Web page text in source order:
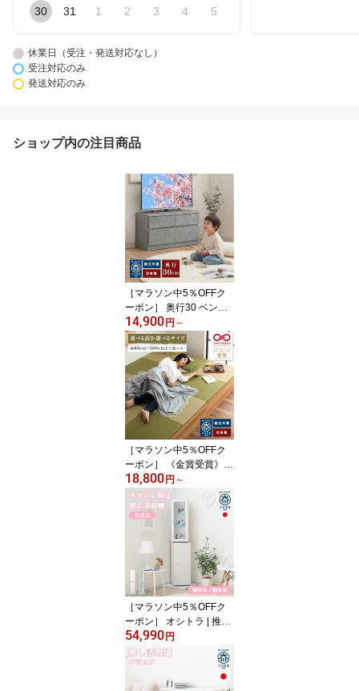
30 31 1 2 3 4 5
休業日（受注・発送対応なし）
受注対応のみ
発送対応のみ
ショップ内の注目商品
［マラソン中5％OFFク
ーポン］ 奥行30 ベンチ
収納 木製 2段 | 幅45 60 7
5cm ベンチ 薄型チェス
ト 玄関ベンチ 腰掛け 【
収納付 木製 タンス 木製
ベンチ 引き出し リビン
グ収納 北欧風 おしゃれ
椅子 テレビ台 収納ベン
チ ベンチチェスト ミニ
14,900円 ～
［マラソン中5％OFFク
ーポン］ 《金賞受賞》
清風 | 完成品 日本製 幅6
0cm〜幅300cmまで 小上
がり収納 高さが選べる3
タイプ 【 こあがり 畳 収
納 ユニット畳 小上がり
高さ 20cm 30cm40cm 収
納付き 置き畳 和モダン
国産家具 組み立て不要
畳ベット 収納ベンチ 収
納ボックス
18,800円 ～
［マラソン中5％OFFク
ーポン］ オシトラ | 推し
活 収納 棚 ケース ボック
ス ワゴン ガラス 収納棚
透明 オタバレ防止 推し
活収納 回転キャビネット
54,990円